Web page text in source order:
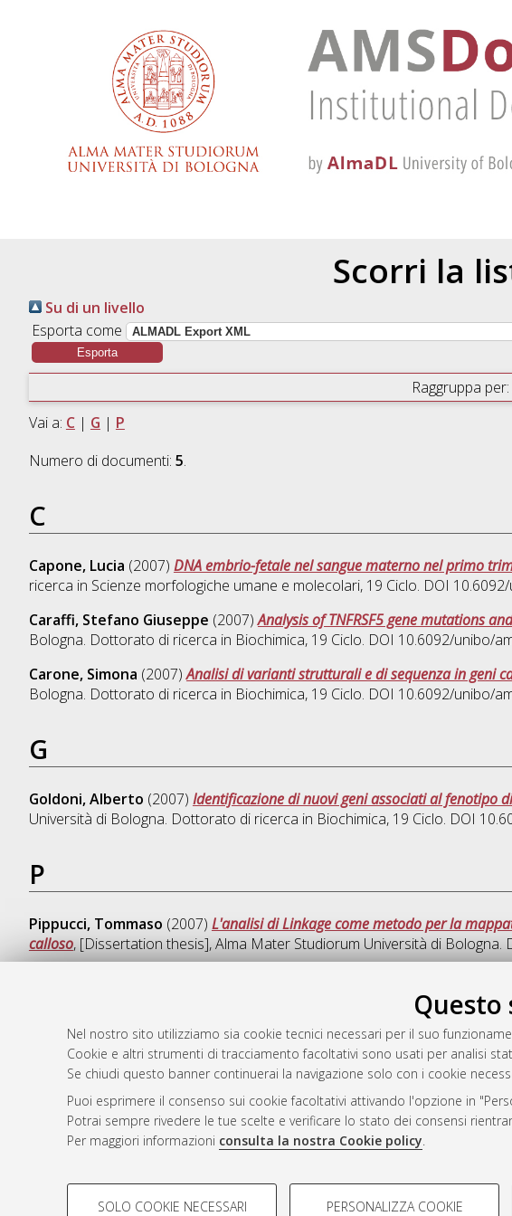
Questo
Nel nostro sito utilizziamo sia cookie tecnici necessari per il suo
Cookie e altri strumenti di tracciamento facoltativi sono usati per analisi
Se chiudi questo banner continuerai la navigazione solo con i cookie
Puoi esprimere il consenso sui cookie facoltativi attivando l'opzione in
Potrai sempre rivedere le tue scelte e verificare lo stato dei consensi
Per maggiori informazioni consulta la nostra Cookie policy.
COOKIE DI PROFILAZIONE - FACOLTATIVI
SOLO COOKIE NECESSARI PERSONALIZZA COOKIE
Scorri la
Su di un livello
Esporta come
Raggruppa per:
Vai a: C| G | P
Numero di documenti: 5.
C
Capone, Lucia (2007) DNA embrio-fetale nel sangue materno nel primo
ricerca in Scienze morfologiche umane e molecolari, 19 Ciclo. DOI
Caraffi, Stefano Giuseppe (2007)Analysis of TNFRSF5 gene mutations
Bologna. Dottorato di ricerca in Biochimica, 19 Ciclo. DOI 10.6092/unibo/
Carone, Simona (2007)Analisi di varianti strutturali e di sequenza in geni
Bologna. Dottorato di ricerca in Biochimica, 19 Ciclo. DOI 10.6092/unibo/
G
Goldoni, Alberto (2007) Identificazione di nuovi geni associati al fenotipo
Università di Bologna. Dottorato di ricerca in Biochimica, 19 Ciclo. DOI
P
Pippucci, Tommaso (2007) L'analisi di Linkage come metodo per la
calloso, [Dissertation thesis], Alma Mater Studiorum Università di Bologna.
Atom
Rss 1.0
Rss 2.0
AMS Dottorato
ISSN: 2038-7946
Servizio implementato e
Impostazioni Cookie
Informativa sulla privacy
Condizioni d’uso del sito